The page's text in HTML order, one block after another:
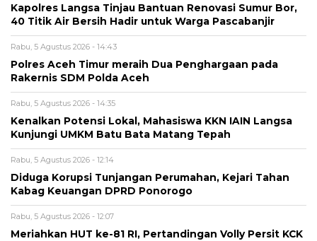
Kapolres Langsa Tinjau Bantuan Renovasi Sumur Bor,
40 Titik Air Bersih Hadir untuk Warga Pascabanjir
Rabu, 5 Agustus 2026 - 14:43
Polres Aceh Timur meraih Dua Penghargaan pada
Rakernis SDM Polda Aceh
Rabu, 5 Agustus 2026 - 14:35
Kenalkan Potensi Lokal, Mahasiswa KKN IAIN Langsa
Kunjungi UMKM Batu Bata Matang Tepah
Rabu, 5 Agustus 2026 - 12:14
Diduga Korupsi Tunjangan Perumahan, Kejari Tahan
Kabag Keuangan DPRD Ponorogo
Rabu, 5 Agustus 2026 - 12:07
Meriahkan HUT ke-81 RI, Pertandingan Volly Persit KCK